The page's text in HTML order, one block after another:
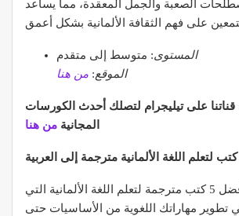
الصعبة والجمل المعقدة، مما يساعد
المستوى: متوسط إلى متقدم
الموقع: من هنا
قناتنا على تيليجرام لتصلك أحدث الكورسات
المجانية من هنا
إليك قائمة بأفضل 5 كتب مترجمة لتعلم اللغة الألمانية التي
مهاراتك اللغوية من الأساسيات حتى